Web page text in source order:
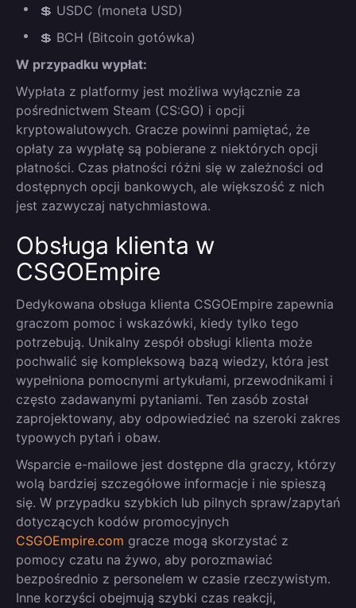
💲 USDC (moneta USD)
💲 BCH (Bitcoin gotówka)
W przypadku wypłat:
Wypłata z platformy jest możliwa wyłącznie za
pośrednictwem Steam (CS:GO) i opcji
kryptowalutowych. Gracze powinni pamiętać, że
opłaty za wypłatę są pobierane z niektórych opcji
płatności. Czas płatności różni się w zależności od
dostępnych opcji bankowych, ale większość z nich
jest zazwyczaj natychmiastowa.
Obsługa klienta w
CSGOEmpire
Dedykowana obsługa klienta CSGOEmpire zapewnia
graczom pomoc i wskazówki, kiedy tylko tego
potrzebują. Unikalny zespół obsługi klienta może
pochwalić się kompleksową bazą wiedzy, która jest
wypełniona pomocnymi artykułami, przewodnikami i
często zadawanymi pytaniami. Ten zasób został
zaprojektowany, aby odpowiedzieć na szeroki zakres
typowych pytań i obaw.
Wsparcie e-mailowe jest dostępne dla graczy, którzy
wolą bardziej szczegółowe informacje i nie spieszą
się. W przypadku szybkich lub pilnych spraw/zapytań
dotyczących kodów promocyjnych
CSGOEmpire.com gracze mogą skorzystać z
pomocy czatu na żywo, aby porozmawiać
bezpośrednio z personelem w czasie rzeczywistym.
Inne korzyści obejmują szybki czas reakcji,